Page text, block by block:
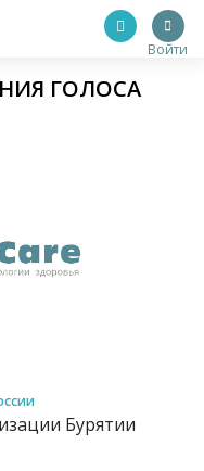
Войти
ГОЛОСА
Бурятии